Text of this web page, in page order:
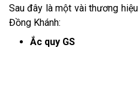
Sau đây là một vài thương
Đồng Khánh:
Ắc quy GS